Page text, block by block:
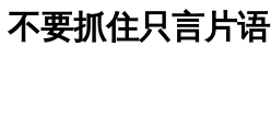
要抓住只言片语